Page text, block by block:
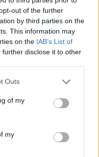
out of the further
by third parties on the
This information may
on the IAB’s List of
further disclose it to other
Outs
of my
my
de Europa en 2008 y
ocasiones solo la
frenar su fútbol. En la
de poder jugar una
siempre se ha
por su rigor y
acudir como favorito